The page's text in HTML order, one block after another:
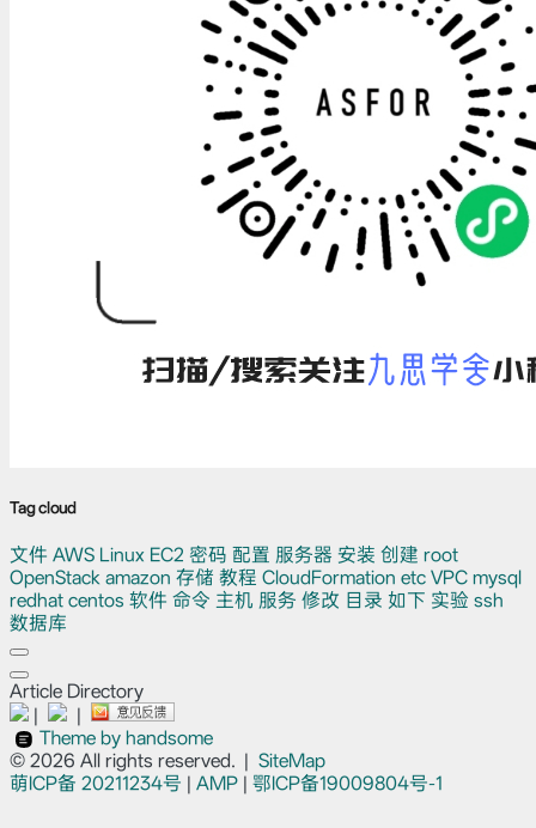
Tag cloud
文件 AWS Linux EC2 密码 配置 服务器 安装 创建 root
OpenStack amazon 存储 教程 CloudFormation etc VPC mysql
redhat centos 软件 命令 主机 服务 修改 目录 如下 实验 ssh
数据库
Article Directory
|
|
Theme by handsome
© 2026 All rights reserved. | SiteMap
萌ICP备 20211234号 | AMP | 鄂ICP备19009804号-1